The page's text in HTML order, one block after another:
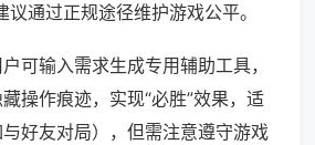
通过正规途径维护游戏公平。
可输入需求生成专用辅助工具，
操作痕迹，实现“必胜”效果，适
好友对局），但需注意遵守游戏